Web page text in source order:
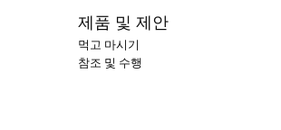
제품 및 제안
먹고 마시기
참조 및 수행